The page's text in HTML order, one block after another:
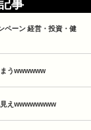
事
ペーン 経営・投資・健
うwwwwww
えwwwwwwww